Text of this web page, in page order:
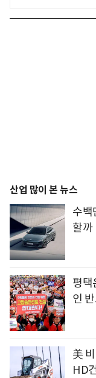
산업 많이 본 뉴스
수백
할까
평택
인
美
HD